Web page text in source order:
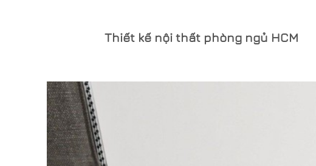
Thiết kế nội thất phòng ngủ HCM